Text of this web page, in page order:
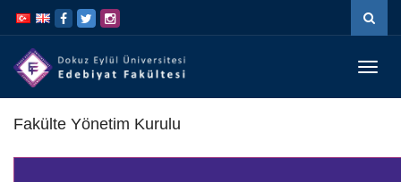
atla
Navigasyona
atla
Fakülte Yönetim Kurulu